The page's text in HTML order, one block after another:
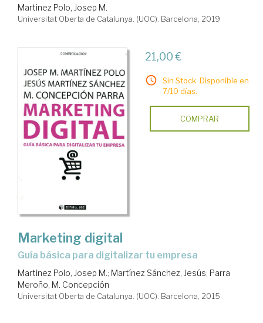
Martinez Polo, Josep M.
Universitat Oberta de Catalunya. (UOC). Barcelona, 2019
21,00 €
Sin Stock. Disponible en
7/10 días.
COMPRAR
Marketing digital
guía básica para digitalizar tu empresa
Martinez Polo, Josep M.; Martínez Sánchez, Jesús; Parra
Meroño, M. Concepción
Universitat Oberta de Catalunya. (UOC). Barcelona, 2015